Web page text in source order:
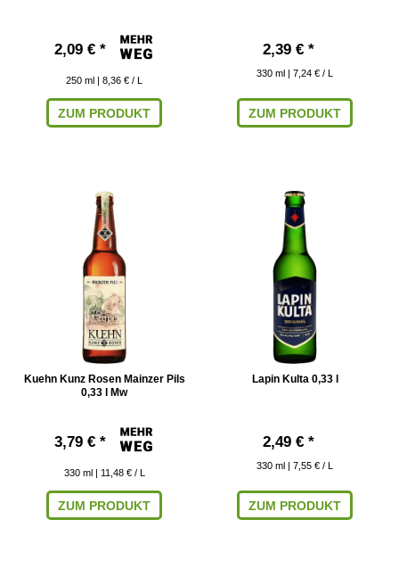
2,09 € *
250 ml | 8,36 € / L
ZUM PRODUKT
2,39 € *
330 ml | 7,24 € / L
ZUM PRODUKT
Kuehn Kunz Rosen Mainzer Pils
0,33 l Mw
3,79 € *
330 ml | 11,48 € / L
ZUM PRODUKT
Lapin Kulta 0,33 l
2,49 € *
330 ml | 7,55 € / L
ZUM PRODUKT